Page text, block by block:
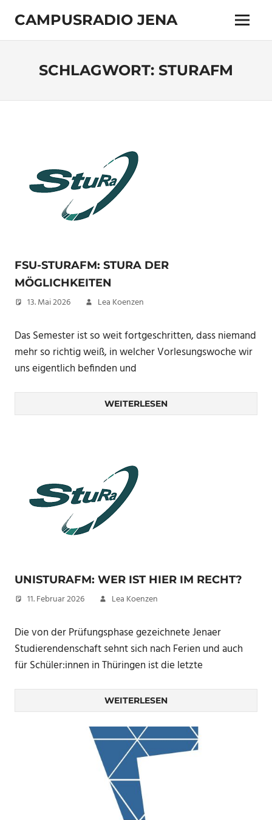
Inhalt
springen
CAMPUSRADIO JENA
103.4
Menü
SCHLAGWORT: STURAFM
FSU-STURAFM: STURA DER
MÖGLICHKEITEN
13. Mai 2026 Lea Koenzen
Das Semester ist so weit fortgeschritten, dass niemand
mehr so richtig weiß, in welcher Vorlesungswoche wir
uns eigentlich befinden und
WEITERLESEN
UNISTURAFM: WER IST HIER IM RECHT?
11. Februar 2026 Lea Koenzen
Die von der Prüfungsphase gezeichnete Jenaer
Studierendenschaft sehnt sich nach Ferien und auch
für Schüler:innen in Thüringen ist die letzte
WEITERLESEN